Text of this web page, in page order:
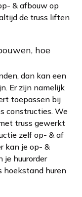
& afbouw op
de truss liften
hoe
dan kan een
Er zijn namelijk
toepassen bij
constructies. We
truss gewerkt
zelf op- & af
kan je op- &
je huurorder
hoekstand huren